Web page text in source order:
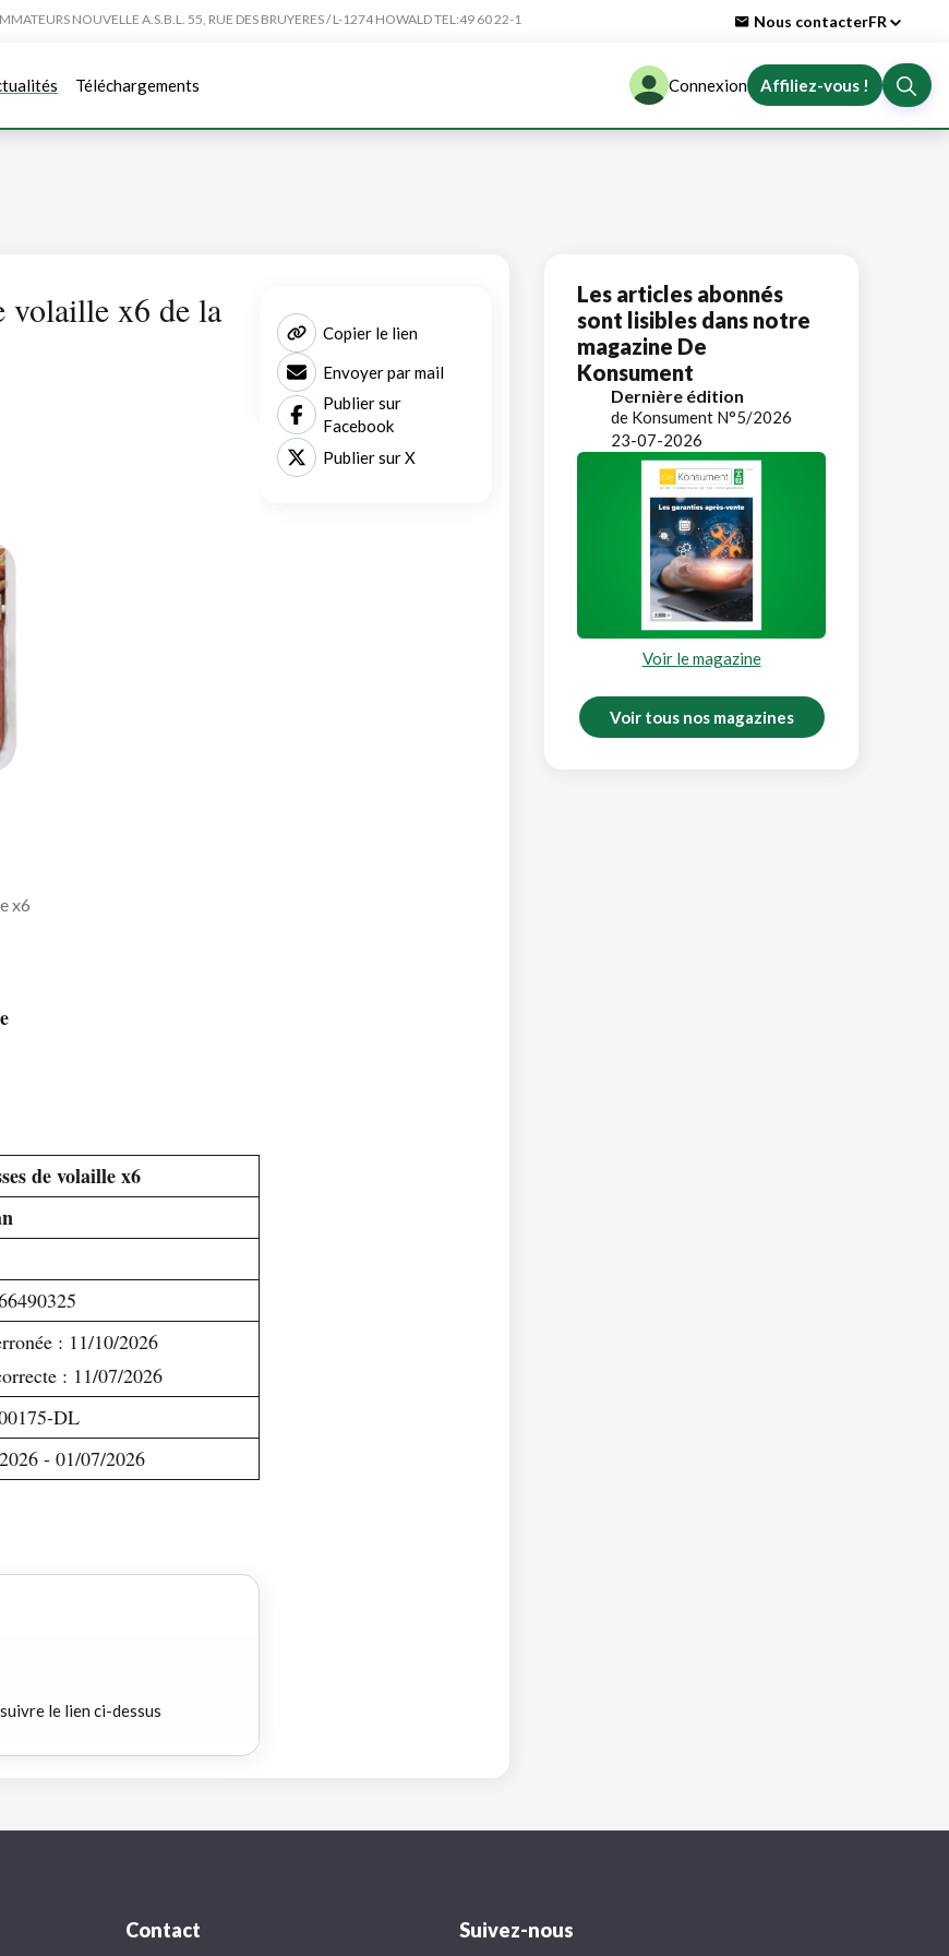
NOUVELLE A.S.B.L. 55, RUE DES BRUYERES / L-1274 HOWALD TEL:49 60 22-1 Nous contacterFR
Téléchargements Connexion Affiliez-vous !
volaille x6 de la
x6
de volaille x6
: 11/10/2026
: 11/07/2026
DL
- 01/07/2026
le lien ci-dessus
Copier le lien
Envoyer par mail
Publier sur
Facebook
Publier sur X
Les articles abonnés
sont lisibles dans notre
magazine De
Konsument
Dernière édition
de Konsument N°5/2026
23-07-2026
Voir le magazine
Voir tous nos magazines
Contact Suivez-nous